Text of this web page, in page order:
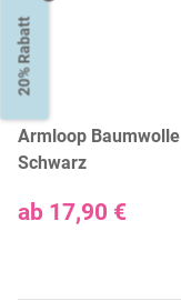
Armloop
Schwarz
ab 17,90 €
20% Rabatt